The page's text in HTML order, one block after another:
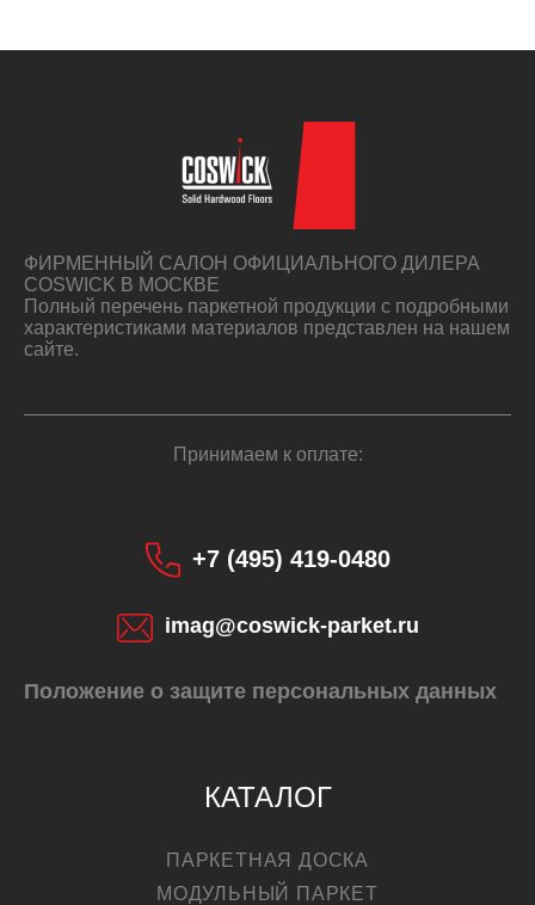
ФИРМЕННЫЙ САЛОН ОФИЦИАЛЬНОГО ДИЛЕРА
COSWICK В МОСКВЕ
Полный перечень паркетной продукции с подробными
характеристиками материалов представлен на нашем
сайте.
Принимаем к оплате:
+7 (495) 419-0480
imag@coswick-parket.ru
Положение о защите персональных данных
КАТАЛОГ
ПАРКЕТНАЯ ДОСКА
МОДУЛЬНЫЙ ПАРКЕТ